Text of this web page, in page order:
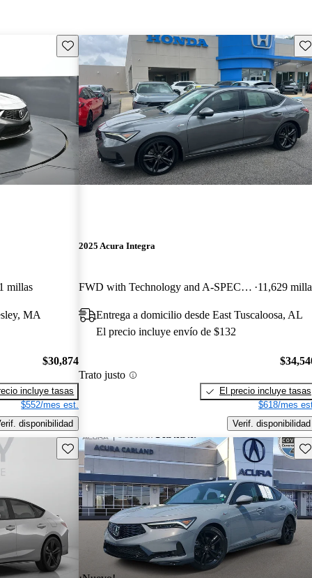
Guarda este Aviso
millas
MA
$30,874
incluye tasas
$552/mes est.
disponibilidad
2025 Acura Integra
FWD with Technology and A-SPEC Package 11,629
Entrega a domicilio desde East Tuscaloosa, AL
El precio incluye envío de $132
Trato justo
El precio incluye tasas
$618/mes
Verif. disponibilidad
Guarda este Aviso